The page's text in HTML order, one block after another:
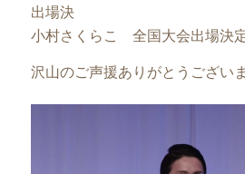
出場決
小村さくらこ 全国大会出場決
沢山のご声援ありがとうございま